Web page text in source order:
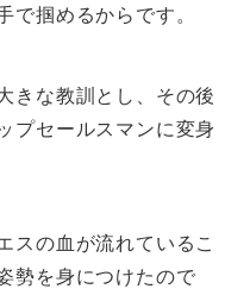
で掴めるからです。
きな教訓とし、その後
プセールスマンに変身
スの血が流れているこ
勢を身につけたので